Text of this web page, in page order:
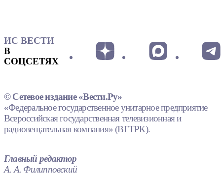
ИС ВЕСТИ
В
СОЦСЕТЯХ
© Сетевое издание «Вести.Ру»
«Федеральное государственное унитарное предприятие
Всероссийская государственная телевизионная и
радиовещательная компания» (ВГТРК).
Главный редактор
А. А. Филипповский